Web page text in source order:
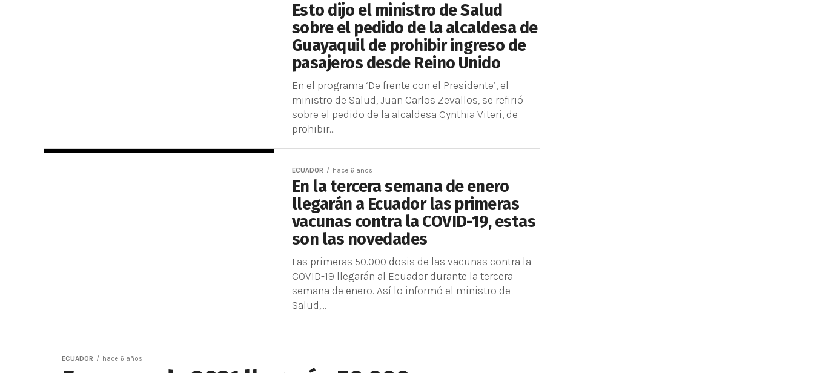
Esto dijo el ministro de Salud
sobre el pedido de la alcaldesa de
Guayaquil de prohibir ingreso de
pasajeros desde Reino Unido
En el programa ‘De frente con el Presidente’, el
ministro de Salud, Juan Carlos Zevallos, se refirió
sobre el pedido de la alcaldesa Cynthia Viteri, de
prohibir...
ECUADOR hace 6 años
En la tercera semana de enero
llegarán a Ecuador las primeras
vacunas contra la COVID-19, estas
son las novedades
Las primeras 50.000 dosis de las vacunas contra la
COVID-19 llegarán al Ecuador durante la tercera
semana de enero. Así lo informó el ministro de
Salud,...
ECUADOR hace 6 años